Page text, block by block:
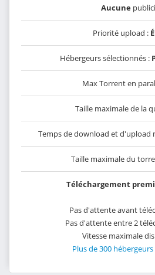
Aucune
Priorité upload :
Hébergeurs sélectionnés :
Max Torrent en
Taille maximale de la
Temps de download et d'upload
Taille maximale du
Téléchargement
Pas d'attente avant
Pas d'attente entre 2
Vitesse maximale
Plus de 300